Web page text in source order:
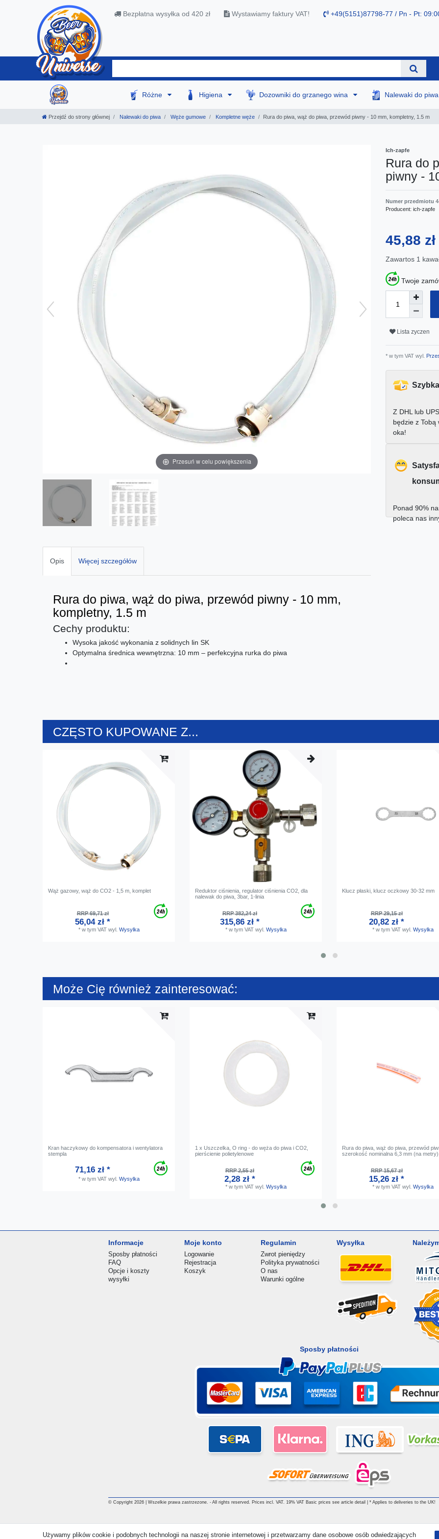
Bezpłatna wysyłka od 420 zł Wystawiamy faktury VAT! +49(5151)87798-77 / Pn - Pt:
Różne Higiena Dozowniki do grzanego wina Nalewaki do
Przejdź do strony głównej Nalewaki do piwa Węże gumowe Kompletne węże Rura do piwa, wąż do piwa, przewód piwny - 10 mm, kompletny, 1.5 m
Przesuń w celu powiększenia
Opis Więcej szczegółów
Rura do piwa, wąż do piwa, przewód piwny - 10 mm,
kompletny, 1.5 m
Cechy produktu:
Wysoka jakość wykonania z solidnych lin SK
Optymalna średnica wewnętrzna: 10 mm – perfekcyjna rurka do piwa
Ich-zapfe
Rura do
piwny -
Numer przedmiotu
Producent: ich-zapfe
45,88 zł
Zawartos 1
Twoje
Lista zyczen
* w tym VAT wyl.
Z DHL lub
będzie z Tobą
oka!
Ponad 90%
poleca nas
CZĘSTO KUPOWANE Z...
Wąż gazowy, wąż do CO2 - 1,5 m, komplet
RRP 69,71 zł
56,04 zł *
* w tym VATwyl. Wysylka
Reduktor ciśnienia, regulator ciśnienia CO2, dla
nalewak do piwa, 3bar, 1-linia
RRP 382,24 zł
315,86 zł *
* w tym VATwyl. Wysylka
Klucz płaski, klucz oczkowy 30-32 mm
RRP 29,15 zł
20,82 zł *
* w tym VATwyl. Wysylka
Może Cię również zainteresować:
Kran haczykowy do kompensatora i wentylatora
stempla
71,16 zł *
* w tym VATwyl. Wysylka
1 x Uszczelka, O ring - do węża do piwa i CO2,
pierścienie polietylenowe
RRP 2,55 zł
2,28 zł *
* w tym VATwyl. Wysylka
Rura do piwa, wąż do piwa, przewód
szerokość nominalna 6,3 mm (na metry)
RRP 15,67 zł
15,26 zł *
* w tym VATwyl. Wysylka
Informacje
Sposby płatności
FAQ
Opcje i koszty
wysyłki
Moje konto
Logowanie
Rejestracja
Koszyk
Regulamin
Zwrot pieniędzy
Polityka prywatności
O nas
Warunki ogólne
Wysyłka
Sposby płatności
© Copyright 2026 | Wszelkie prawa zastrzezone. - All rights reserved. Prices incl. VAT. 19% VAT Basic prices see article detail | * Applies to deliveries to the UK!
Używamy plików cookie i podobnych technologii na naszej stronie internetowej i przetwarzamy dane osobowe osób odwiedzających